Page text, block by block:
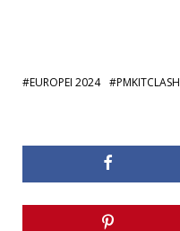
EUROPEI 2024 PMKITCLASH